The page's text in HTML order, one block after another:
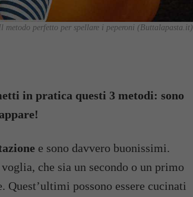
metodo perfetto per spellare i peperoni (Buttalapasta.it)
in pratica questi 3 metodi: sono
e sono davvero buonissimi.
che sia un secondo o un primo
possono essere cucinati